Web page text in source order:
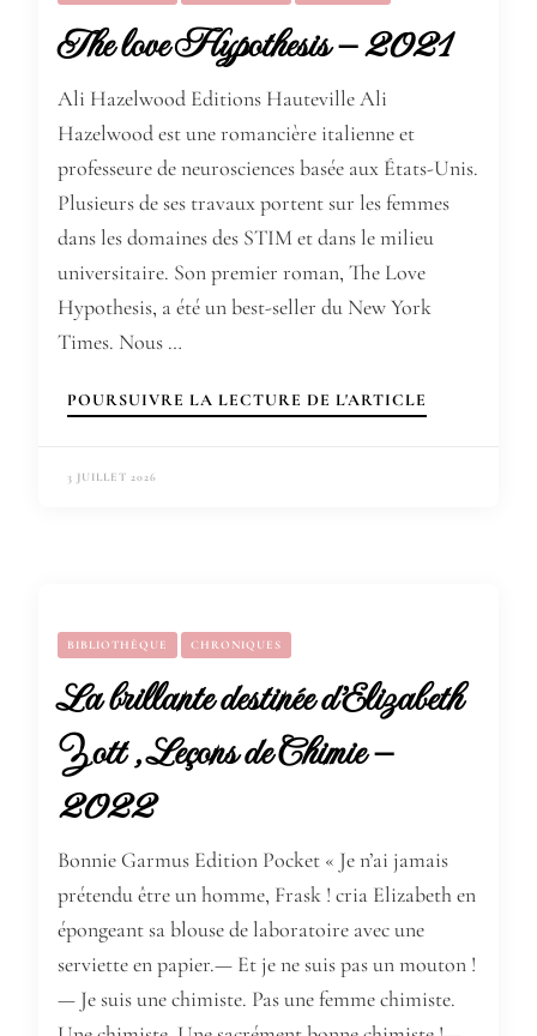
The love Hypothesis – 2021
Ali Hazelwood Editions Hauteville Ali
Hazelwood est une romancière italienne et
professeure de neurosciences basée aux États-Unis.
Plusieurs de ses travaux portent sur les femmes
dans les domaines des STIM et dans le milieu
universitaire. Son premier roman, The Love
Hypothesis, a été un best-seller du New York
Times. Nous …
POURSUIVRE LA LECTURE DE L'ARTICLE
3 JUILLET 2026
BIBLIOTHÈQUE CHRONIQUES
La brillante destinée d’Elizabeth
Zott , Leçons de Chimie –
2022
Bonnie Garmus Edition Pocket « Je n’ai jamais
prétendu être un homme, Frask ! cria Elizabeth en
épongeant sa blouse de laboratoire avec une
serviette en papier.— Et je ne suis pas un mouton !
— Je suis une chimiste. Pas une femme chimiste.